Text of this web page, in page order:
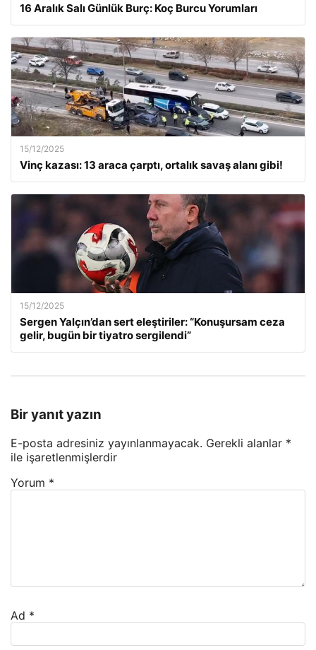
16 Aralık Salı Günlük Burç: Koç Burcu Yorumları
15/12/2025
Vinç kazası: 13 araca çarptı, ortalık savaş alanı gibi!
15/12/2025
Sergen Yalçın’dan sert eleştiriler: “Konuşursam ceza
gelir, bugün bir tiyatro sergilendi”
Bir yanıt yazın
E-posta adresiniz yayınlanmayacak. Gerekli alanlar *
ile işaretlenmişlerdir
Yorum *
Ad *